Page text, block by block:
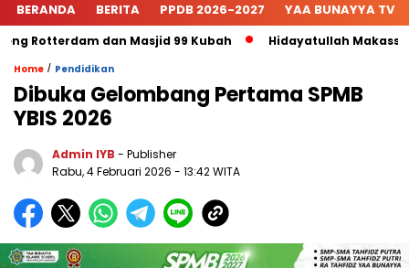
BERANDA BERITA PPDB 2026-2027 YAA BUNAYYA TV
Rotterdam dan Masjid 99 Kubah Hidayatullah Makassar
Home / Pendidikan
Dibuka Gelombang Pertama SPMB
YBIS 2026
Admin IYB - Publisher
Rabu, 4 Februari 2026 - 13:42 WITA